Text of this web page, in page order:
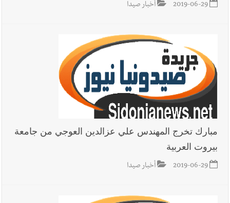
2019-06-29 أخبار صيدا
مبارك تخرج المهندس علي عزالدين العوجي من جامعة
بيروت العربية
2019-06-29 أخبار صيدا